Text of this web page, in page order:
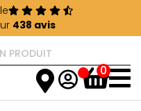
438 avis
0